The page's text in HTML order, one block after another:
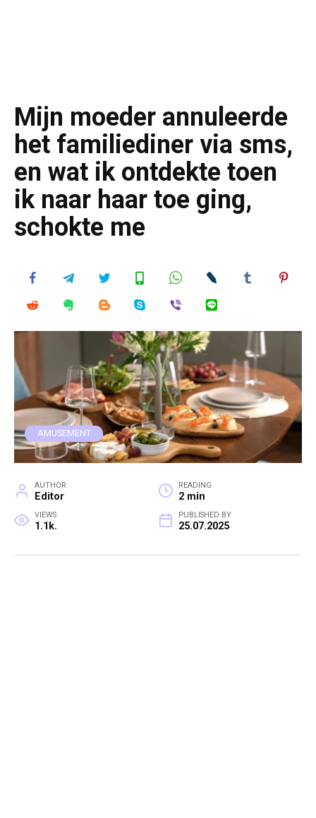
Mijn moeder annuleerde
het familiediner via sms,
en wat ik ontdekte toen
ik naar haar toe ging,
schokte me
AMUSEMENT
AUTHOR
Editor
READING
2 min
VIEWS
1.1k.
PUBLISHED BY
25.07.2025